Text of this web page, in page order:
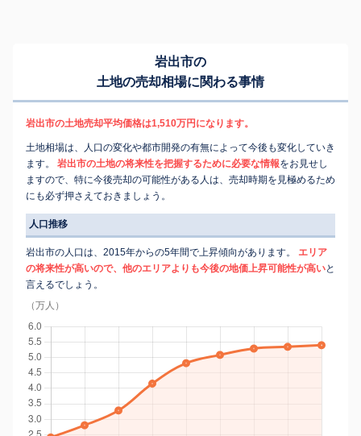
岩出市の
土地の売却相場に関わる事情
岩出市の土地売却平均価格は1,510万円になります。
土地相場は、人口の変化や都市開発の有無によって今後も変化していき
ます。
岩出市の土地の将来性を把握するために必要な情報をお見せし
ますので、特に今後売却の可能性がある人は、売却時期を見極めるため
にも必ず押さえておきましょう。
人口推移
岩出市の人口は、2015年からの5年間で上昇傾向があります。
エリア
の将来性が高いので、他のエリアよりも今後の地価上昇可能性が高いと
言えるでしょう。
（万人）